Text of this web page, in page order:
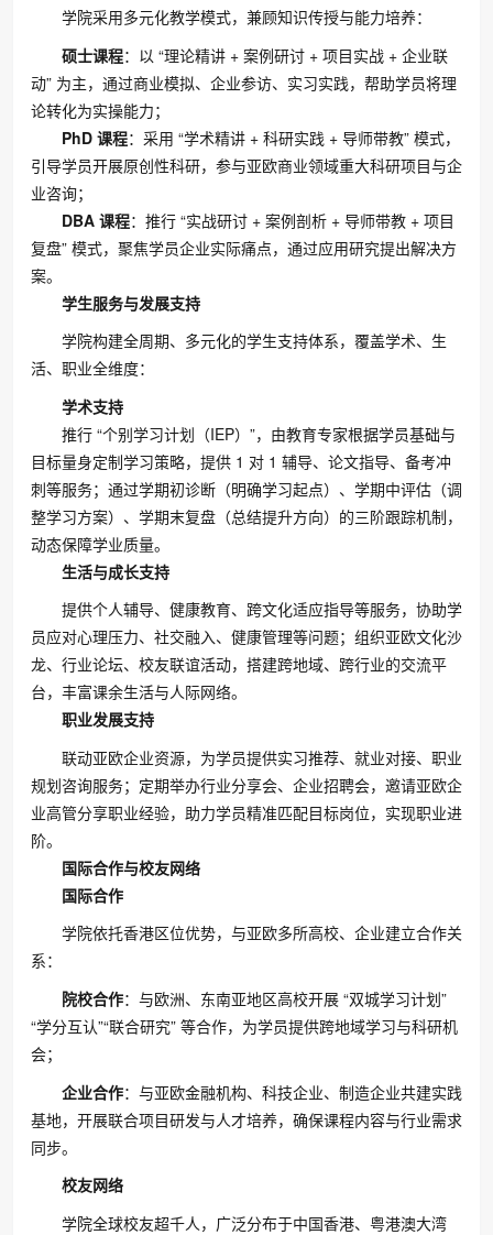
学院采用多元化教学模式，兼顾知识传授与能力培养：
硕士课程：以 “理论精讲 + 案例研讨 + 项目实战 + 企业联
动” 为主，通过商业模拟、企业参访、实习实践，帮助学员将理
论转化为实操能力；
PhD 课程：采用 “学术精讲 + 科研实践 + 导师带教” 模式，
引导学员开展原创性科研，参与亚欧商业领域重大科研项目与企
业咨询；
DBA 课程：推行 “实战研讨 + 案例剖析 + 导师带教 + 项目
复盘” 模式，聚焦学员企业实际痛点，通过应用研究提出解决方
案。
学生服务与发展支持
学院构建全周期、多元化的学生支持体系，覆盖学术、生
活、职业全维度：
学术支持
推行 “个别学习计划（IEP）”，由教育专家根据学员基础与
目标量身定制学习策略，提供 1 对 1 辅导、论文指导、备考冲
刺等服务；通过学期初诊断（明确学习起点）、学期中评估（调
整学习方案）、学期末复盘（总结提升方向）的三阶跟踪机制，
动态保障学业质量。
生活与成长支持
提供个人辅导、健康教育、跨文化适应指导等服务，协助学
员应对心理压力、社交融入、健康管理等问题；组织亚欧文化沙
龙、行业论坛、校友联谊活动，搭建跨地域、跨行业的交流平
台，丰富课余生活与人际网络。
职业发展支持
联动亚欧企业资源，为学员提供实习推荐、就业对接、职业
规划咨询服务；定期举办行业分享会、企业招聘会，邀请亚欧企
业高管分享职业经验，助力学员精准匹配目标岗位，实现职业进
阶。
国际合作与校友网络
国际合作
学院依托香港区位优势，与亚欧多所高校、企业建立合作关
系：
院校合作：与欧洲、东南亚地区高校开展 “双城学习计划”
“学分互认”“联合研究” 等合作，为学员提供跨地域学习与科研机
会；
企业合作：与亚欧金融机构、科技企业、制造企业共建实践
基地，开展联合项目研发与人才培养，确保课程内容与行业需求
同步。
校友网络
学院全球校友超千人，广泛分布于中国香港、粤港澳大湾